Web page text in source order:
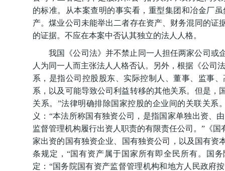
的标准。从本案查明的事实看，重型集团和冶金厂
产。煤业公司未能举出二者存在资产、财务混同的
的证据。不应在本案中否认其独立的法人人格。
我国《公司法》并不禁止同一人担任两家公司或
人为同一人而主张法人人格否认。另外，根据《公司
系，是指公司控股股东、实际控制人、董事、监事
系，以及可能导致公司利益转移的其他关系。但是
关系。”法律明确排除国家控股的企业间的关联关系
义：“本法所称国有独资公司，是指国家单独出资、
监督管理机构履行出资人职责的有限责任公司。”《
家出资的国有独资企业、国有独资公司，以及国有资
条规定，“国有资产属于国家所有即全民所有。国
定：“国务院国有资产监督管理机构和地方人民政府